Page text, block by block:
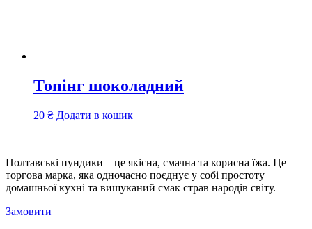
Топінг шоколадний
20 ₴ Додати в кошик
Полтавські пундики – це якісна, смачна та корисна їжа. Це –
торгова марка, яка одночасно поєднує у собі простоту
домашньої кухні та вишуканий смак страв народів світу.
Замовити